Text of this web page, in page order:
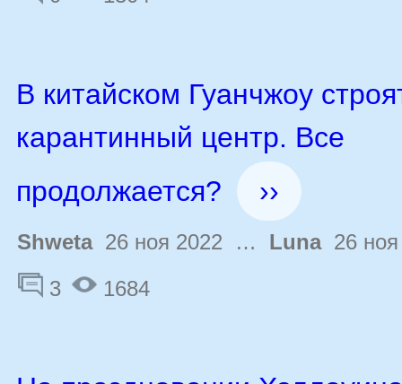
В китайском Гуанчжоу
карантинный центр. Все
продолжается?
››
Shweta26 ноя 2022 … Luna26 ноя
3
1684